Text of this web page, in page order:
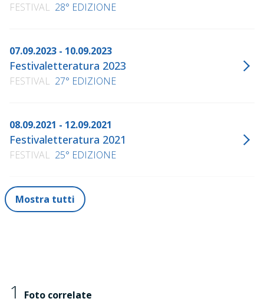
FESTIVAL 28° EDIZIONE
07.09.2023 - 10.09.2023
Festivaletteratura 2023
FESTIVAL 27° EDIZIONE
08.09.2021 - 12.09.2021
Festivaletteratura 2021
FESTIVAL 25° EDIZIONE
Mostra tutti
1 Foto correlate